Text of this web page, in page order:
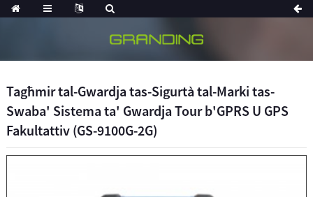
Tagħmir tal-Gwardja tas-Sigurtà tal-Marki tas-
Swaba' Sistema ta' Gwardja Tour b'GPRS U GPS
Fakultattiv (GS-9100G-2G)